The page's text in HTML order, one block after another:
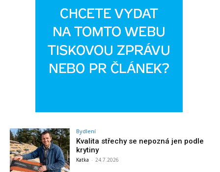
Bydlení
Kvalita střechy se nepozná jen podle
krytiny
Katka - 24.7.2026